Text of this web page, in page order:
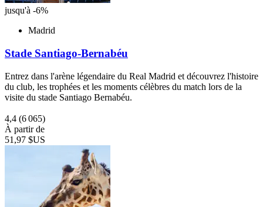
jusqu'à -6%
Madrid
Stade Santiago-Bernabéu
Entrez dans l'arène légendaire du Real Madrid et découvrez l'histoire
du club, les trophées et les moments célèbres du match lors de la
visite du stade Santiago Bernabéu.
4,4 (6 065)
À partir de
51,97 $US